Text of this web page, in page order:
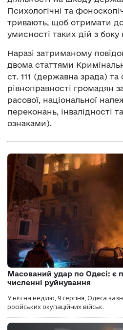
Психологічні та
тривають, щоб отримати
умисності таких дій з боку
Наразі затриманому
двома статтями
ст. 111 (державна зрада)
рівноправності громадян
расової, національної
переконань, інвалідності
ознаками).
Масований удар по Одесі: є
численні руйнування
У ніч на неділю, 9 серпня, Одеса
російських окупаційних військ.